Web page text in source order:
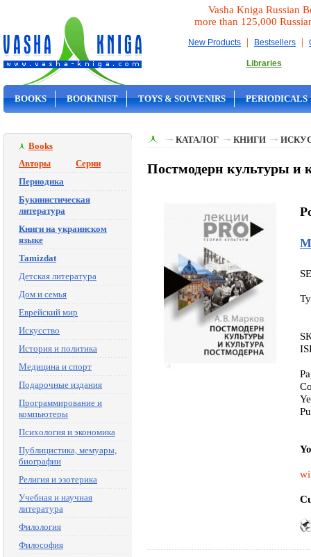
Vasha Kniga Russian
more than 125,000
New Products | Bestsellers |
Libraries
BOOKS BOOKINIST TOYS & SOUVENIRS PERIODICALS
Books
Авторы
Серии
Периодика
Букинистическая
литература
Книги на украинском
языке
Tamizdat
Детская литература
Дом и семья
Еврейский мир
Искусство
История и политика
Медицина и спорт
Подарочные издания
Программирование и
компьютеры
Психология и экономика
Публицистика, мемуары,
биографии
Религия и эзотерика
Учебная и научная
литература
Филология
Философия
КАТАЛОГ КНИГИ
Постмодерн культуры и